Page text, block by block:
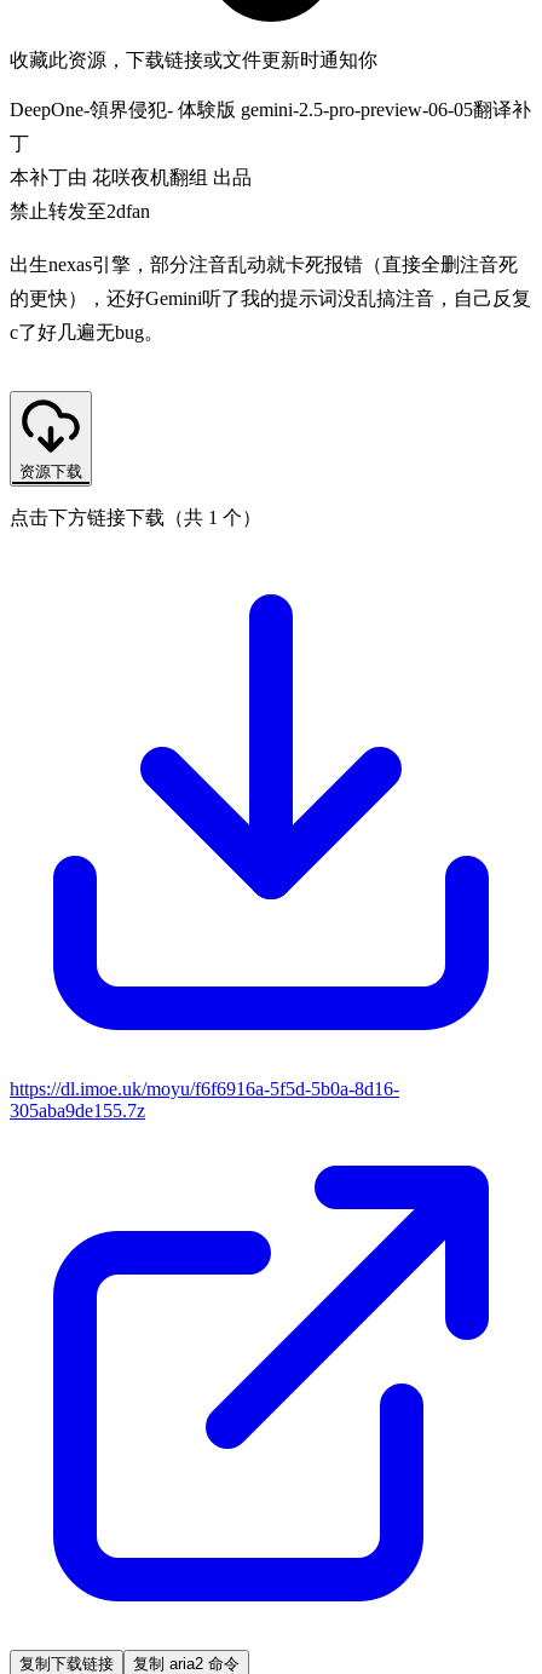
收藏此资源，下载链接或文件更新时通知你
DeepOne-領界侵犯- 体験版 gemini-2.5-pro-preview-06-05翻译补
丁
本补丁由 花咲夜机翻组 出品
禁止转发至2dfan
出生nexas引擎，部分注音乱动就卡死报错（直接全删注音死
的更快），还好Gemini听了我的提示词没乱搞注音，自己反复
c了好几遍无bug。
资源下载
点击下方链接下载（共 1 个）
https://dl.imoe.uk/moyu/f6f6916a-5f5d-5b0a-8d16-
305aba9de155.7z
复制下载链接 复制 aria2 命令